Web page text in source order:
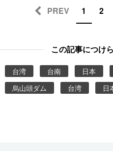
PREV 1 2
この記事につけ
台湾 台南 日本
烏山頭ダム
台湾 日